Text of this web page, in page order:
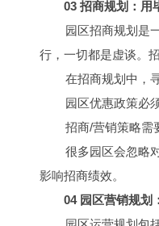
03 招商规划：用
园区招商规划是
行，一切都是虚谈。
在招商规划中，
园区优惠政策必
招商/营销策略需
很多园区会忽略
影响招商绩效。
04 园区营销规划